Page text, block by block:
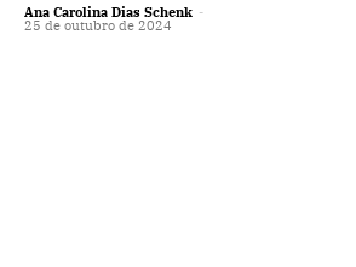
Ana Carolina Dias Schenk -
25 de outubro de 2024